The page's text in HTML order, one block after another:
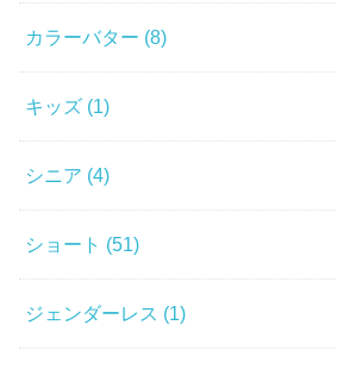
カラーバター (8)
キッズ (1)
シニア (4)
ショート (51)
ジェンダーレス (1)